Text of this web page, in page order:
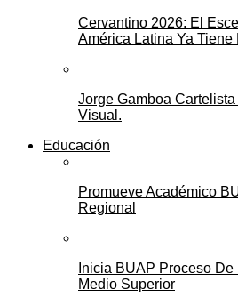
Cervantino 2026: El
América Latina Ya Tiene
Jorge Gamboa
Visual.
Educación
Promueve Académico
Regional
Inicia BUAP Proceso
Medio Superior